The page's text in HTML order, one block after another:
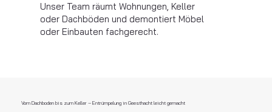
Unser Team räumt Wohnungen, Keller
oder Dachböden und demontiert Möbel
oder Einbauten fachgerecht.
Vom Dachboden bis zum Keller – Entrümpelung in Geesthacht leicht gemacht